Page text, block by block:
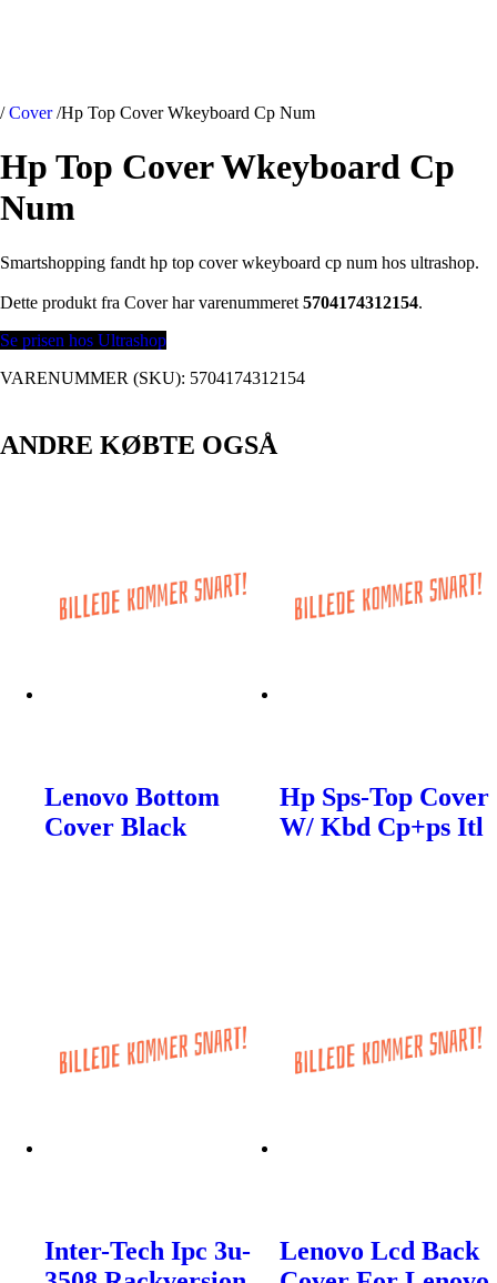
/ Cover /Hp Top Cover Wkeyboard Cp Num
Hp Top Cover Wkeyboard Cp
Num
Smartshopping fandt hp top cover wkeyboard cp num hos ultrashop.
Dette produkt fra Cover har varenummeret 5704174312154.
Se prisen hos Ultrashop
VARENUMMER (SKU): 5704174312154
ANDRE KØBTE OGSÅ
Lenovo Bottom
Cover Black
Hp Sps-Top Cover
W/ Kbd Cp+ps Itl
Inter-Tech Ipc 3u-
Lenovo Lcd Back